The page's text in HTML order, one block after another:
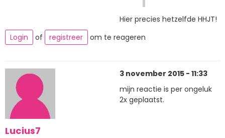
Hier precies hetzelfde HHJT!
Login
of registreer om te reageren
Lucius7
3 november 2015 - 11:33
mijn reactie is per ongeluk
2x geplaatst.